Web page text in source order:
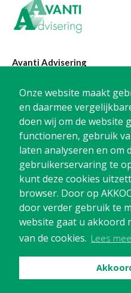
Onze website maakt
en daarmee
doen wij om de website
functioneren, gebruik
laten analyseren en om
gebruikerservaring te
kunt deze cookies
browser. Door op
door verder gebruik te
website gaat u akkoord
van de cookies. Lees
Avanti Advisering
Poelstraat 4
1441 RR Purmerend
Blijf op de hoogte en schrijf
nieuwsbrief
Schrijf me in!
Privacy Cookies